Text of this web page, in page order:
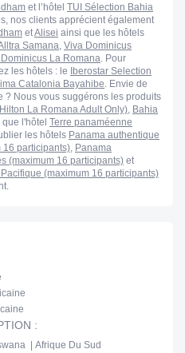
invitons à consulter la
du site Belgium Diplomatie
et de sortie des Etats-Unis et
vous informons que vous
sanitaires du pays où se
destination finale.
sont consultables sur le site
fr. L'actualité évoluant très
(France, Belgique,
Suisse ou Espagne...),
des ministères des pays
départ et de retour.
et l’hôtel TUI Sélection Bahia
nos clients apprécient également
etAlisei ainsi que les hôtels
Samana, Viva Dominicus
Dominicus La Romana. Pour
les hôtels : le
Iberostar Selection
Catalonia Bayahibe. Envie de
Nous vous suggérons les produits
La Romana Adult Only), Bahia
l'hôtel Terre panaméenne
les hôtels Panama authentique
16 participants), Panama
(maximum 16 participants) et
(maximum 16 participants)
:
Afrique Du Sud